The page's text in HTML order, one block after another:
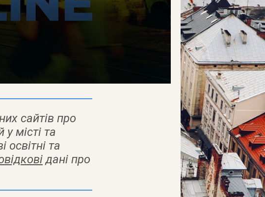
сайтів про
у місті та
освітні та
дані про